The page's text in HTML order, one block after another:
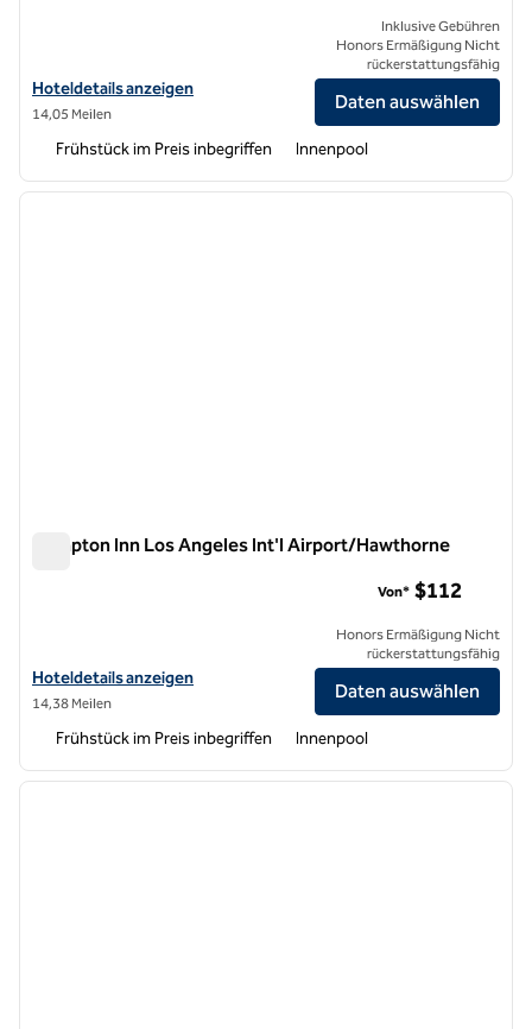
Hoteldetails für Home2 Suites by Hilton Woodland Hills Los Angeles
Hoteldetails anzeigen
14,05 Meilen
Inklusive Gebühren
Honors Ermäßigung Nicht
rückerstattungsfähig
Daten auswählen
Frühstück im Preis inbegriffen Innenpool
1 von 12
Hampton Inn Los Angeles Int'l Airport/Hawthorne
Hoteldetails zum Hampton Inn Los Angeles International Airport/
Hoteldetails anzeigen
14,38 Meilen
Von* $112
Honors Ermäßigung Nicht
rückerstattungsfähig
Daten auswählen
Frühstück im Preis inbegriffen Innenpool
1 von 12